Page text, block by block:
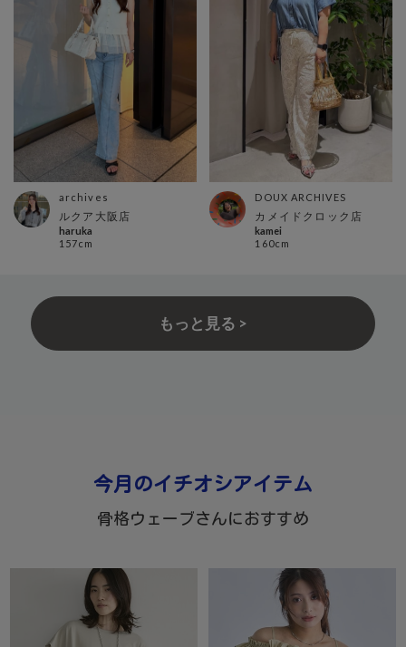
archives
ルクア大阪店
haruka
157cm
DOUX ARCHIVES
カメイドクロック店
kamei
160cm
もっと見る >
今月のイチオシアイテム
骨格ウェーブさんにおすすめ